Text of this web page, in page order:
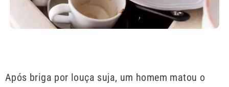
Após briga por louça suja, um homem matou o